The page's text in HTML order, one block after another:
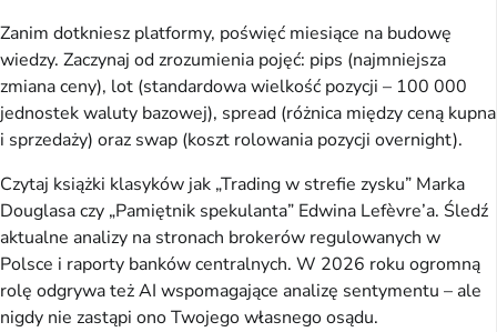
Zanim dotkniesz platformy, poświęć miesiące na budowę
wiedzy. Zaczynaj od zrozumienia pojęć: pips (najmniejsza
zmiana ceny), lot (standardowa wielkość pozycji – 100 000
jednostek waluty bazowej), spread (różnica między ceną kupna
i sprzedaży) oraz swap (koszt rolowania pozycji overnight).
Czytaj książki klasyków jak „Trading w strefie zysku” Marka
Douglasa czy „Pamiętnik spekulanta” Edwina Lefèvre’a. Śledź
aktualne analizy na stronach brokerów regulowanych w
Polsce i raporty banków centralnych. W 2026 roku ogromną
rolę odgrywa też AI wspomagające analizę sentymentu – ale
nigdy nie zastąpi ono Twojego własnego osądu.